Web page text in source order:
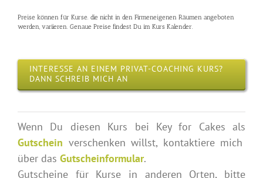
Preise können für Kurse. die nicht in den Firmeneigenen Räumen angeboten
werden, variieren. Genaue Preise findest Du im Kurs Kalender.
INTERESSE AN EINEM PRIVAT-COACHING KURS?
DANN SCHREIB MICH AN
Wenn Du diesen Kurs bei Key for Cakes als
Gutschein verschenken willst, kontaktiere mich
über das Gutscheinformular.
Gutscheine für Kurse in anderen Orten, bitte